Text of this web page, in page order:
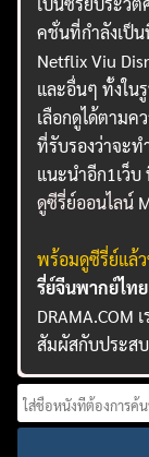
คชั่นที่กำลังเป็
Netflix Viu
และอื่นๆ ทั้งใน
เลือกดูได้ตาม
ที่รับรองว่าจะ
แนะนำอีก1เว็บ
ดูซีรี่ย์ออนไลน์
พร้อมดูซีรี่ย์แล้ว
รี่ย์จีนพากย์ไทย
DRAMA.COM
สัมผัสกับประส
Search
for: